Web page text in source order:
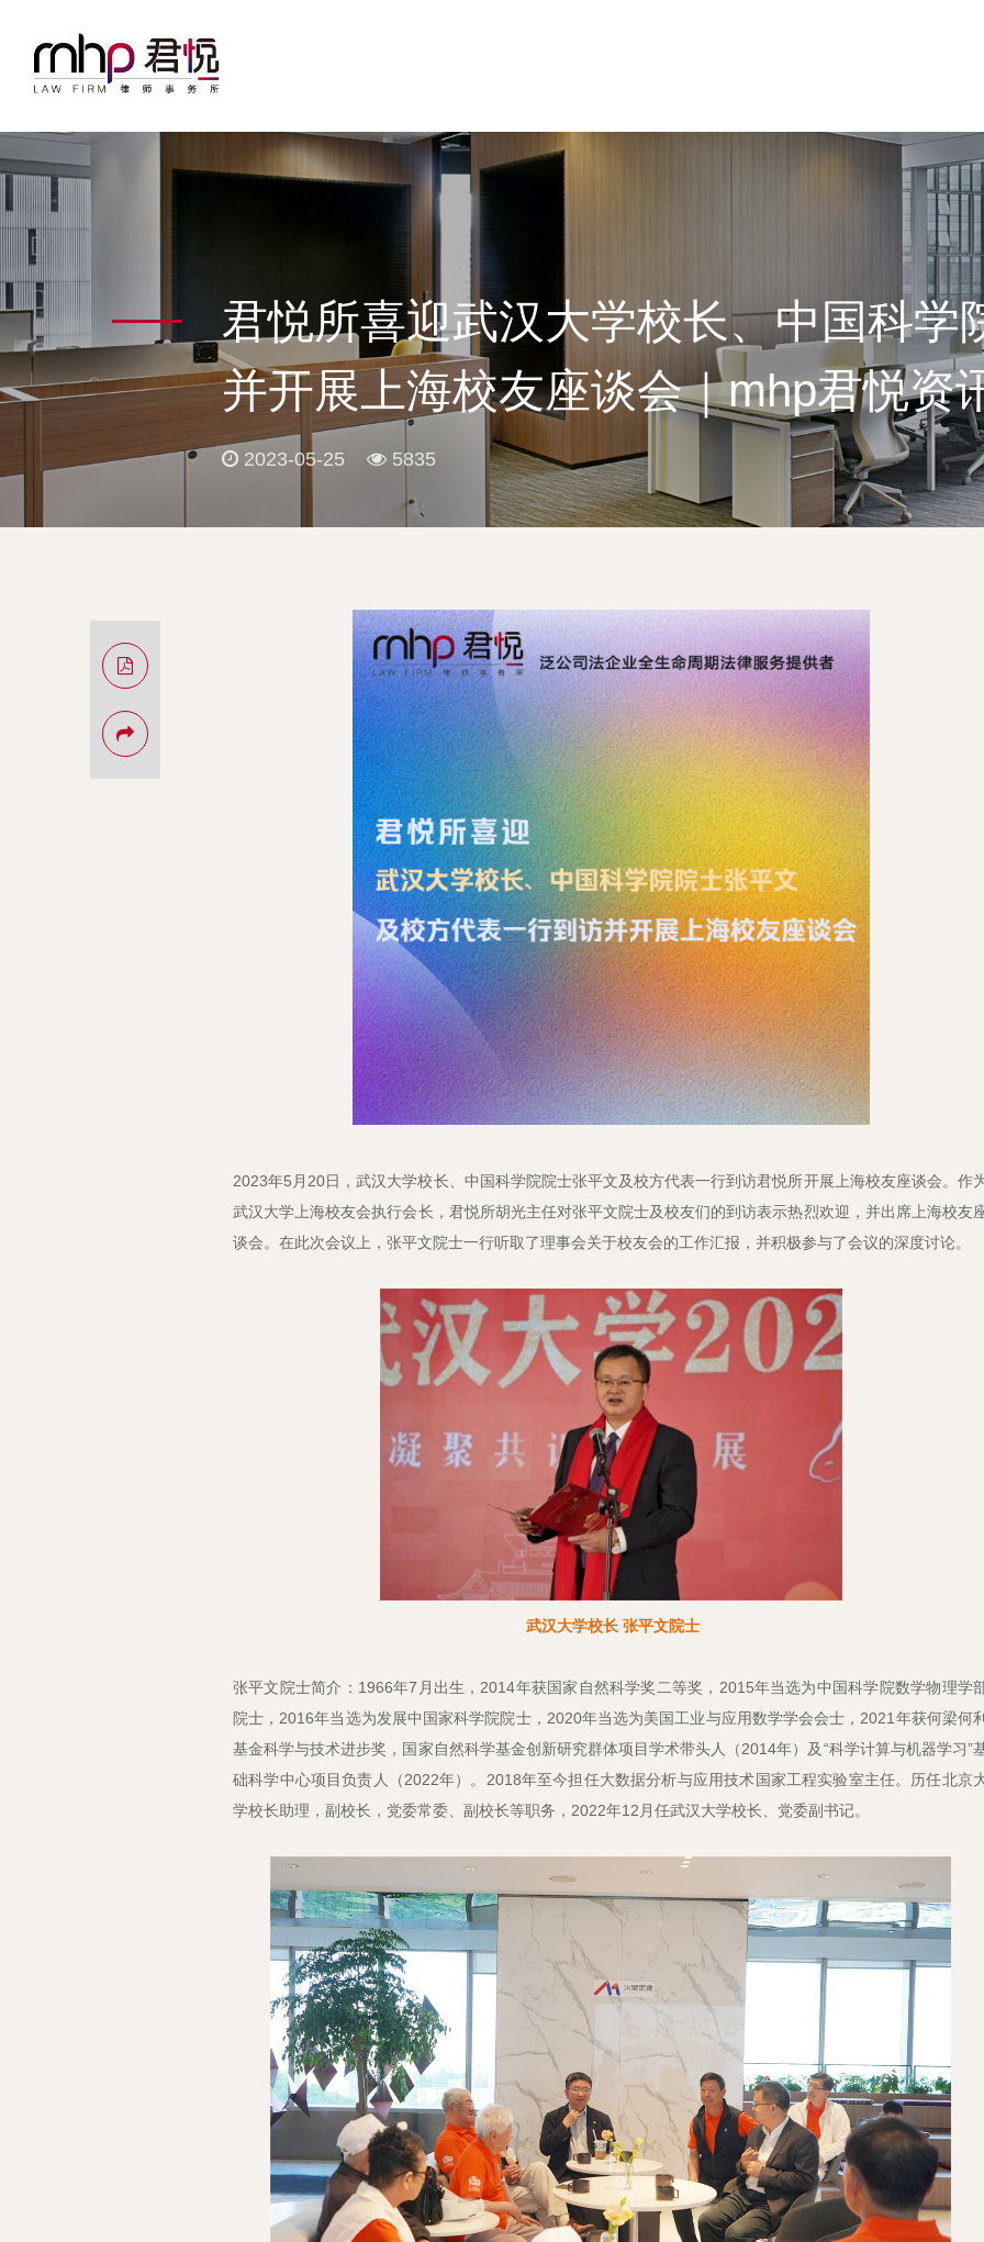
君悦所喜迎武汉大学校长、中国科学
并开展上海校友座谈会｜mhp君悦资
2023-05-25 5835
2023年5月20日，武汉大学校长、中国科学院院士张平文及校方代表一行到访君悦所开展上海校友座谈会。作
武汉大学上海校友会执行会长，君悦所胡光主任对张平文院士及校友们的到访表示热烈欢迎，并出席上海校友
谈会。在此次会议上，张平文院士一行听取了理事会关于校友会的工作汇报，并积极参与了会议的深度讨论。
武汉大学校长 张平文院士
张平文院士简介：1966年7月出生，2014年获国家自然科学奖二等奖，2015年当选为中国科学院数学物理学
院士，2016年当选为发展中国家科学院院士，2020年当选为美国工业与应用数学学会会士，2021年获何梁何
基金科学与技术进步奖，国家自然科学基金创新研究群体项目学术带头人（2014年）及“科学计算与机器学习”
础科学中心项目负责人（2022年）。2018年至今担任大数据分析与应用技术国家工程实验室主任。历任北京
学校长助理，副校长，党委常委、副校长等职务，2022年12月任武汉大学校长、党委副书记。